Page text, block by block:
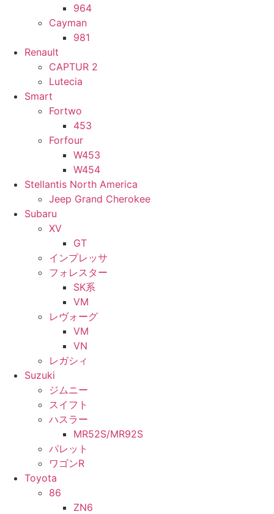
964
Cayman
981
Renault
CAPTUR 2
Lutecia
Smart
Fortwo
453
Forfour
W453
W454
Stellantis North America
Jeep Grand Cherokee
Subaru
XV
GT
インプレッサ
フォレスター
SK系
VM
レヴォーグ
VM
VN
レガシィ
Suzuki
ジムニー
スイフト
ハスラー
MR52S/MR92S
パレット
ワゴンR
Toyota
86
ZN6